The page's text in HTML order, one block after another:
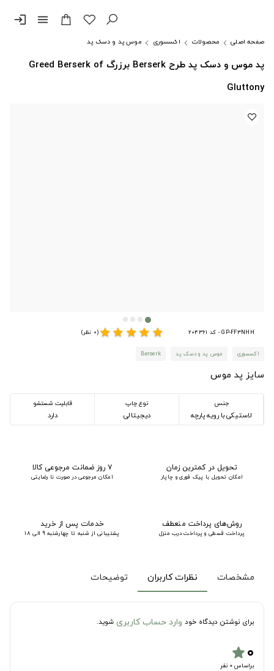
menu
login
صفحه اصلی محصولات اکسسوری موس پد و دسک پد
پد موس و دسک پد طرح Berserk برزرگ Greed Berserk of
Gluttony
GP-FF3NHH - کد 204361 star
star
star
star
star(0 نظر)
اکسسوری موس پد و دسک پد Berserk
سایز پد موس
جنس
لاستیکی با رویه پارچه
نوع چاپ
دیجیتالی
قابلیت شستشو
دارد
تحویل در کمترین زمان
امکان تحویل با پیک فوری و چاپار
۷ روز ضمانت مرجوعی کالا
امکان مرجوعی در صورت نا رضایتی
روش‌های پرداخت منعطف
پرداخت قسطی و پرداخت درب منزل
خدمات پس از خرید
پشتیبانی از شنبه تا چهارشنبه 9 الی 18
مشخصات نظرات کاربران توضیحات
برای نوشتن دیدگاه خود وارد حساب کاربری شوید.
۰star
براساس 0 نفر